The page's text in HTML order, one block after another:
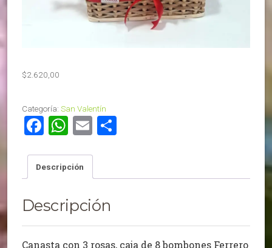
$2.620,00
Categoría: San Valentín
Facebook
WhatsApp
Email
Descripción
Descripción
Canasta con 3 rosas, caja de 8 bombones Ferrero